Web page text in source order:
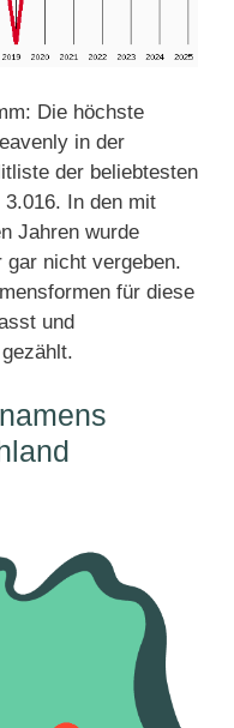
Die höchste
in der
der beliebtesten
In den mit
Jahren wurde
gar nicht vergeben.
für diese
und